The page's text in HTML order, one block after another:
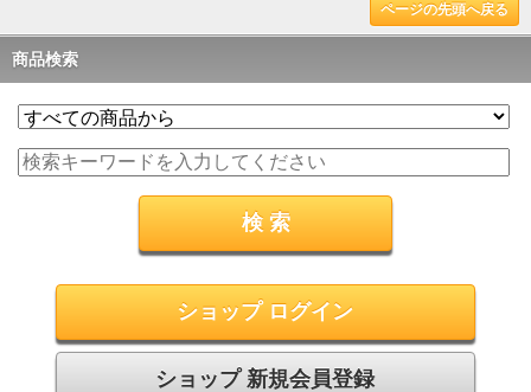
ページの先頭へ戻る
商品検索
ショップ ログイン
ショップ 新規会員登録